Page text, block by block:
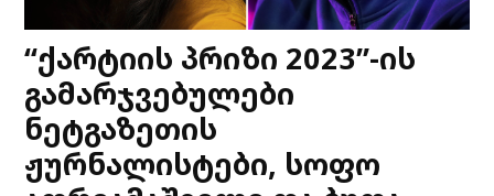
“ქარტიის პრიზი 2023”-ის
გამარჯვებულები
ნეტგაზეთის
ჟურნალისტები, სოფო